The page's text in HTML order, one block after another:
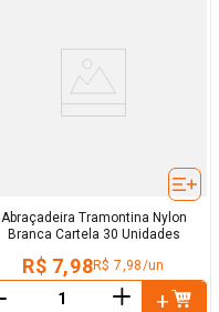
Abraçadeira Tramontina Nylon
Branca Cartela 30 Unidades
R$ 7,98R$ 7,98/un
＋